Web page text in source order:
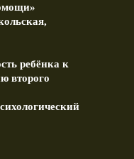
ребёнка к
второго